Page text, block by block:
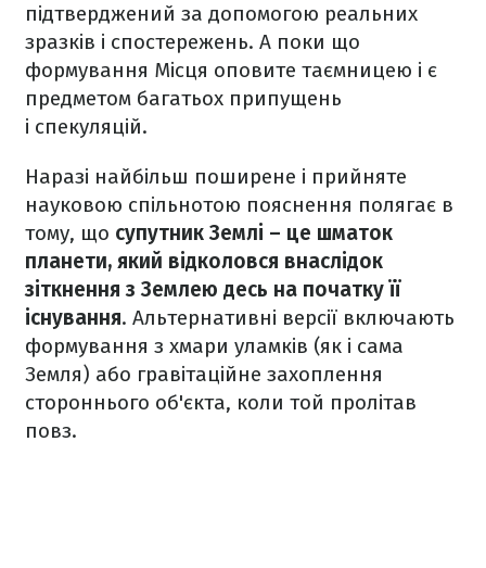
підтверджений за допомогою реальних
зразків і спостережень. А поки що
формування Місця оповите таємницею і є
предметом багатьох припущень
і спекуляцій.
Наразі найбільш поширене і прийняте
науковою спільнотою пояснення полягає в
тому, що супутник Землі – це шматок
планети, який відколовся внаслідок
зіткнення з Землею десь на початку її
існування. Альтернативні версії включають
формування з хмари уламків (як і сама
Земля) або гравітаційне захоплення
стороннього об'єкта, коли той пролітав
повз.